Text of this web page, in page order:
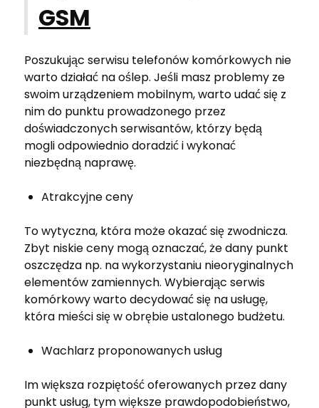
GSM
Poszukując serwisu telefonów komórkowych nie
warto działać na oślep. Jeśli masz problemy ze
swoim urządzeniem mobilnym, warto udać się z
nim do punktu prowadzonego przez
doświadczonych serwisantów, którzy będą
mogli odpowiednio doradzić i wykonać
niezbędną naprawę.
Atrakcyjne ceny
To wytyczna, która może okazać się zwodnicza.
Zbyt niskie ceny mogą oznaczać, że dany punkt
oszczędza np. na wykorzystaniu nieoryginalnych
elementów zamiennych. Wybierając serwis
komórkowy warto decydować się na usługę,
która mieści się w obrębie ustalonego budżetu.
Wachlarz proponowanych usług
Im większa rozpiętość oferowanych przez dany
punkt usług, tym większe prawdopodobieństwo,